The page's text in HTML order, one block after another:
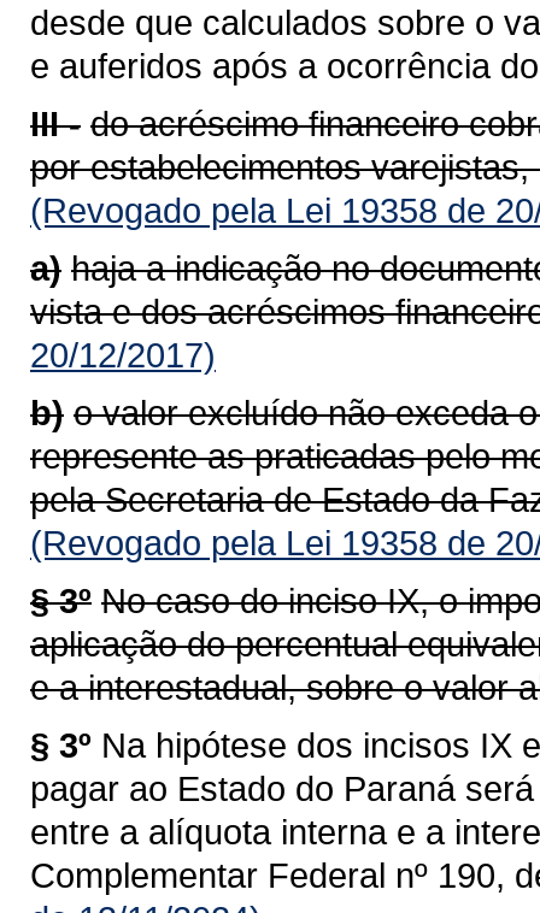
desde que calculados sobre o
e auferidos após a ocorrência
III - do acréscimo financeiro
por estabelecimentos
(Revogado pela Lei 19358 de
a) haja a indicação no
vista e dos acréscimos
20/12/2017)
b) o valor excluído não exceda
represente as praticadas pelo
pela Secretaria de Estado da
(Revogado pela Lei 19358 de
§ 3º No caso do inciso IX, o
aplicação do percentual
e a interestadual, sobre o valor
§ 3º Na hipótese dos incisos IX
pagar ao Estado do Paraná
entre a alíquota interna e a
Complementar Federal nº 190,